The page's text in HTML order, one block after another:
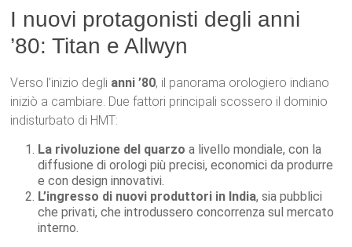
I nuovi protagonisti degli anni
’80: Titan e Allwyn
Verso l’inizio degli anni ’80, il panorama orologiero indiano
iniziò a cambiare. Due fattori principali scossero il dominio
indisturbato di HMT:
La rivoluzione del quarzo a livello mondiale, con la
diffusione di orologi più precisi, economici da produrre
e con design innovativi.
L’ingresso di nuovi produttori in India, sia pubblici
che privati, che introdussero concorrenza sul mercato
interno.